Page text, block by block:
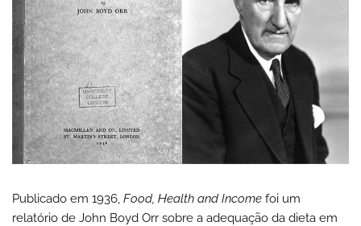
Publicado em 1936, Food, Health and Income foi um
relatório de John Boyd Orr sobre a adequação da dieta em